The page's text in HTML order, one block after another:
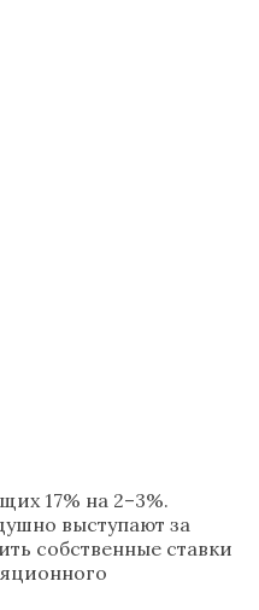
17% на 2–3%.
выступают за
собственные ставки